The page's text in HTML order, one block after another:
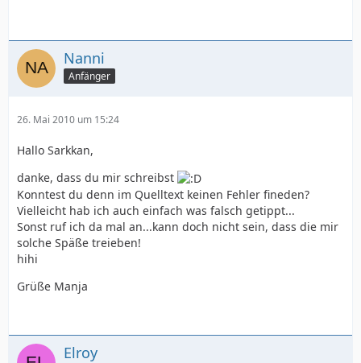
Nanni
Anfänger
26. Mai 2010 um 15:24
Hallo Sarkkan,
danke, dass du mir schreibst
Konntest du denn im Quelltext keinen Fehler fineden?
Vielleicht hab ich auch einfach was falsch getippt...
Sonst ruf ich da mal an...kann doch nicht sein, dass die mir
solche Späße treieben!
hihi
Grüße Manja
Elroy